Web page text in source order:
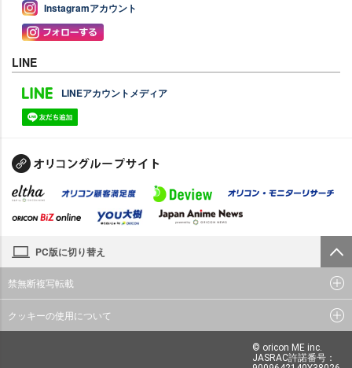
Instagramアカウント
LINE
LINEアカウントメディア
PC版に切り替え
禁無断複写転載
クッキーの使用について
© oricon ME inc.
JASRAC許諾番号：